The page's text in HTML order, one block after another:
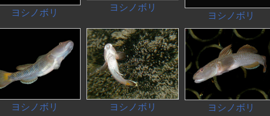
ヨシノボリ ヨシノボリ
ヨシノボリ
ヨシノボリ ヨシノボリ ヨシノボリ